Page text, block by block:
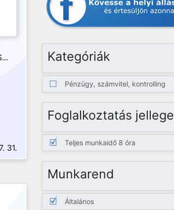
31.
Kategóriák
Pénzügy, számvitel, kontrolling
Foglalkoztatás jellege
Teljes munkaidő 8 óra
Munkarend
Általános